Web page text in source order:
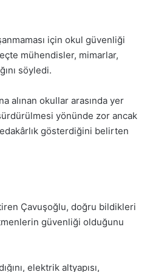
için okul güvenliği
mühendisler, mimarlar,
söyledi.
alınan okullar arasında yer
yönünde zor ancak
gösterdiğini belirten
Çavuşoğlu, doğru bildikleri
güvenliği olduğunu
elektrik altyapısı,
2025,
Gıynık
Medya
28 Kasım Cuma 2025,
Medya manşetleri